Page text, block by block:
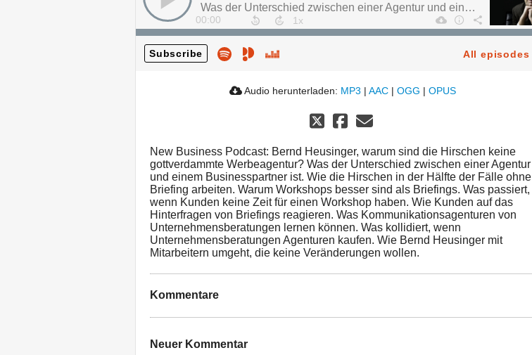
Was der Unterschied zwischen einer Agentur und einem Businesspartner ist.
00:00
Subscribe All episodes
Audio herunterladen: MP3 | AAC | OGG | OPUS
New Business Podcast: Bernd Heusinger, warum sind die Hirschen keine
gottverdammte Werbeagentur? Was der Unterschied zwischen einer Agentur
und einem Businesspartner ist. Wie die Hirschen in der Hälfte der Fälle ohne
Briefing arbeiten. Warum Workshops besser sind als Briefings. Was passiert,
wenn Kunden keine Zeit für einen Workshop haben. Wie Kunden auf das
Hinterfragen von Briefings reagieren. Was Kommunikationsagenturen von
Unternehmensberatungen lernen können. Was kollidiert, wenn
Unternehmensberatungen Agenturen kaufen. Wie Bernd Heusinger mit
Mitarbeitern umgeht, die keine Veränderungen wollen.
Kommentare
Neuer Kommentar